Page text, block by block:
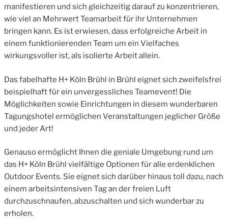
manifestieren und sich gleichzeitig darauf zu konzentrieren,
wie viel an Mehrwert Teamarbeit für ihr Unternehmen
bringen kann. Es ist erwiesen, dass erfolgreiche Arbeit in
einem funktionierenden Team um ein Vielfaches
wirkungsvoller ist, als isolierte Arbeit allein.
Das fabelhafte H+ Köln Brühl in Brühl eignet sich zweifelsfrei
beispielhaft für ein unvergessliches Teamevent! Die
Möglichkeiten sowie Einrichtungen in diesem wunderbaren
Tagungshotel ermöglichen Veranstaltungen jeglicher Größe
und jeder Art!
Genauso ermöglicht Ihnen die geniale Umgebung rund um
das H+ Köln Brühl vielfältige Optionen für alle erdenklichen
Outdoor Events. Sie eignet sich darüber hinaus toll dazu, nach
einem arbeitsintensiven Tag an der freien Luft
durchzuschnaufen, abzuschalten und sich wunderbar zu
erholen.